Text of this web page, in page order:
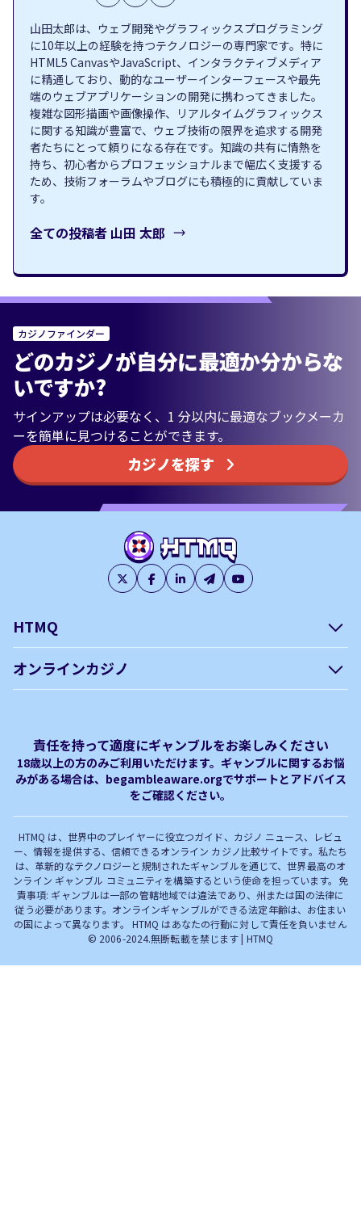
山田太郎は、ウェブ開発やグラフィックスプログラミング
に10年以上の経験を持つテクノロジーの専門家です。特に
HTML5 CanvasやJavaScript、インタラクティブメディア
に精通しており、動的なユーザーインターフェースや最先
端のウェブアプリケーションの開発に携わってきました。
複雑な図形描画や画像操作、リアルタイムグラフィックス
に関する知識が豊富で、ウェブ技術の限界を追求する開発
者たちにとって頼りになる存在です。知識の共有に情熱を
持ち、初心者からプロフェッショナルまで幅広く支援する
ため、技術フォーラムやブログにも積極的に貢献していま
す。
全ての投稿者 山田 太郎
カジノファインダー
どのカジノが自分に最適か分からな
いですか?
サインアップは必要なく、1 分以内に最適なブックメーカ
ーを簡単に見つけることができます。
カジノを探す
HTMQ
オンラインカジノ
オンラインカジノ フリースピ
ン おすすめ
Plinko｜プリンコとは？
オンラインカジノ最新サイト
オンラインカジノボーナス
責任を持って適度にギャンブルをお楽しみください
18歳以上の方のみご利用いただけます。ギャンブルに関するお悩
みがある場合は、begambleaware.orgでサポートとアドバイス
をご確認ください。
HTMQ は、世界中のプレイヤーに役立つガイド、カジノ ニュース、レビュ
ー、情報を提供する、信頼できるオンライン カジノ比較サイトです。私たち
は、革新的なテクノロジーと規制されたギャンブルを通じて、世界最高のオ
ンライン ギャンブル コミュニティを構築するという使命を担っています。免
責事項: ギャンブルは一部の管轄地域では違法であり、州または国の法律に
従う必要があります。オンラインギャンブルができる法定年齢は、お住まい
の国によって異なります。 HTMQ はあなたの行動に対して責任を負いません
© 2006-2024.無断転載を禁じます | HTMQ